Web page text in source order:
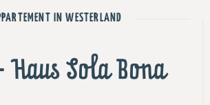
IN WESTERLAND
Sola Bona